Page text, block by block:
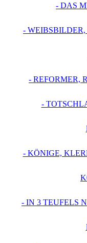
- DAS
-
- REFORMER,
-
- KÖNIGE,
- IN 3 TEUFELS